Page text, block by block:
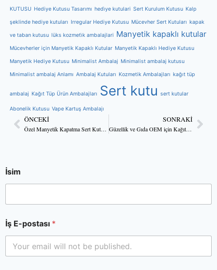
KUTUSU Hediye Kutusu Tasarımı hedi̇ye kutulari Sert Kurulum Kutusu Kalp
şeklinde hediye kutuları Irregular Hediye Kutusu Mücevher Sert Kutuları kapak
ve taban kutusu lüks kozmeti̇k ambalajlari Manyetik kapaklı kutular
Mücevherler için Manyetik Kapaklı Kutular Manyetik Kapaklı Hediye Kutusu
Manyetik Hediye Kutusu Minimalist Ambalaj Minimalist ambalaj kutusu
Minimalist ambalaj Anlamı Ambalaj Kutuları Kozmetik Ambalajları kağıt tüp
ambalaj Kağıt Tüp Ürün Ambalajları Sert kutu sert kutular
Abonelik Kutusu Vape Kartuş Ambalajı
ÖNCEKI
Özel Manyetik Kapatma Sert Kutular Toptan Tedarikçi OEM
SONRAKI
Güzellik ve Gıda OEM için Kağıt Tüp Kutuları Özel Toptan Satış
İsim
İş E-postası *